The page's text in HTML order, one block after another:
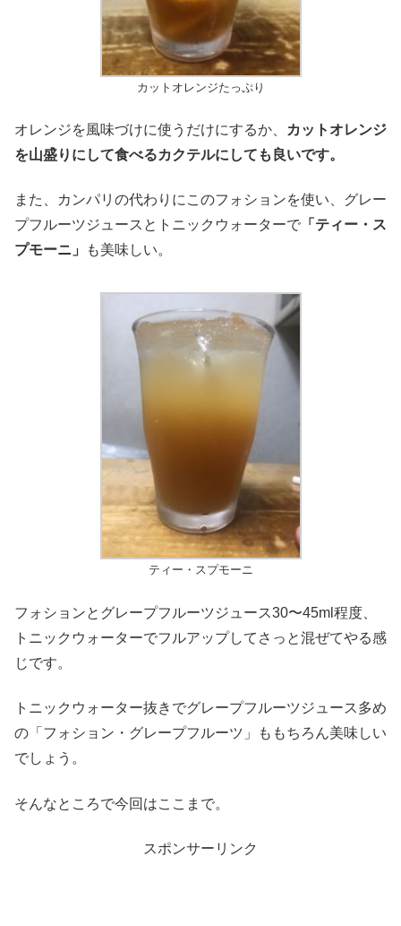
カットオレンジたっぷり
オレンジを風味づけに使うだけにするか、
カットオレンジ
を山盛りにして食べるカクテルにしても良いです。
また、カンパリの代わりにこのフォションを使い、グレー
プフルーツジュースとトニックウォーターで 「ティー・ス
プモーニ」
も美味しい。
ティー・スプモーニ
フォションとグレープフルーツジュース30〜45ml程度、
トニックウォーターでフルアップしてさっと混ぜてやる感
じです。
トニックウォーター抜きでグレープフルーツジュース多め
の「フォション・グレープフルーツ」ももちろん美味しい
でしょう。
そんなところで今回はここまで。
スポンサーリンク